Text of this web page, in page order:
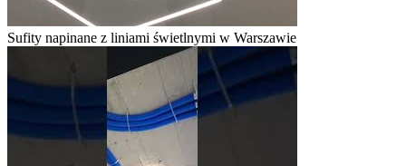
Sufity napinane z liniami świetlnymi w Warszawie